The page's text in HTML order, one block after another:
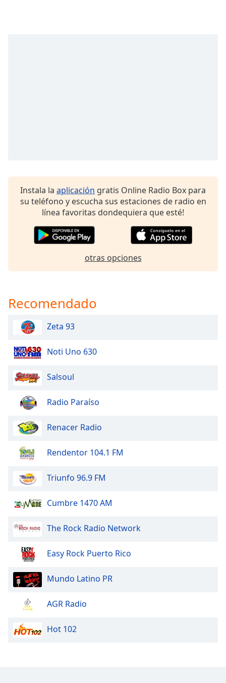
modal
window.
Beginning
Escape
and
window.
Text
Opacity
Color
Opacity
Caption
Background
Opacity
Instala la aplicación gratis Online Radio Box para
su teléfono y escucha sus estaciones de radio en
línea favoritas dondequiera que esté!
otras opciones
Recomendado
Zeta 93
Noti Uno 630
Salsoul
Radio Paraíso
Renacer Radio
Rendentor 104.1 FM
Triunfo 96.9 FM
Cumbre 1470 AM
The Rock Radio Network
Easy Rock Puerto Rico
Mundo Latino PR
AGR Radio
Hot 102